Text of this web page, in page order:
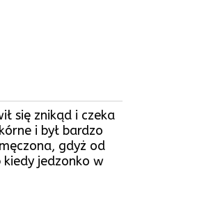
się znikąd i czeka
i był bardzo
gdyż od
jedzonko w